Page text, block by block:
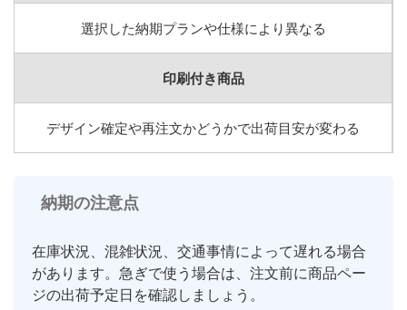
選択した納期プランや仕様により異なる
印刷付き商品
デザイン確定や再注文かどうかで出荷目安が変わる
納期の注意点
在庫状況、混雑状況、交通事情によって遅れる場合
があります。急ぎで使う場合は、注文前に商品ペー
ジの出荷予定日を確認しましょう。